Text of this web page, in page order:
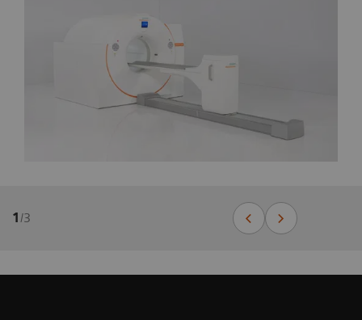
1/3